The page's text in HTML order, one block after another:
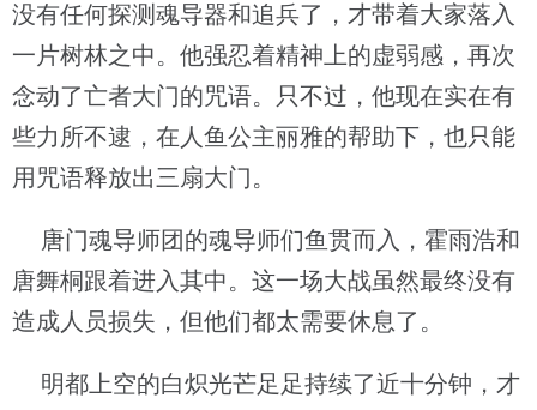
没有任何探测魂导器和追兵了，才带着大家落入
一片树林之中。他强忍着精神上的虚弱感，再次
念动了亡者大门的咒语。只不过，他现在实在有
些力所不逮，在人鱼公主丽雅的帮助下，也只能
用咒语释放出三扇大门。
唐门魂导师团的魂导师们鱼贯而入，霍雨浩和
唐舞桐跟着进入其中。这一场大战虽然最终没有
造成人员损失，但他们都太需要休息了。
明都上空的白炽光芒足足持续了近十分钟，才